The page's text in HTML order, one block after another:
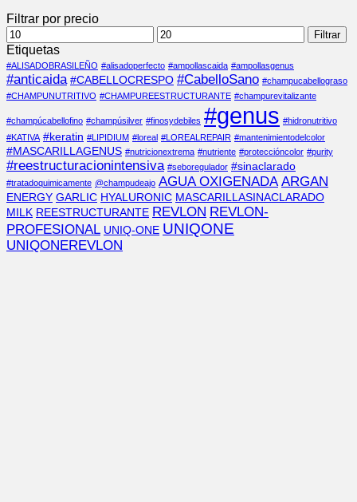
Filtrar por precio
Precio
mínimo
Precio
máximo
Filtrar
Etiquetas
#ALISADOBRASILEÑO #alisadoperfecto #ampollascaida #ampollasgenus
#anticaida #CABELLOCRESPO #CabelloSano #champucabellograso
#CHAMPUNUTRITIVO #CHAMPUREESTRUCTURANTE #champurevitalizante
#champúcabellofino #champúsilver #finosydebiles #genus #hidronutritivo
#KATIVA #keratin #LIPIDIUM #loreal #LOREALREPAIR #mantenimientodelcolor
#MASCARILLAGENUS #nutricionextrema #nutriente #proteccióncolor #purity
#reestructuracionintensiva #seboregulador #sinaclarado
#tratadoquimicamente @champudeajo AGUA OXIGENADA ARGAN
ENERGY GARLIC HYALURONIC MASCARILLASINACLARADO
MILK REESTRUCTURANTE REVLON REVLON-
PROFESIONAL UNIQ-ONE UNIQONE
UNIQONEREVLON